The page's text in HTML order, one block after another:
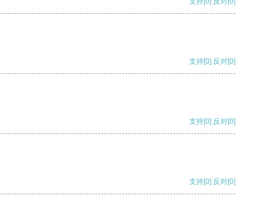
支持[0] 反对[0]
支持[0] 反对[0]
支持[0] 反对[0]